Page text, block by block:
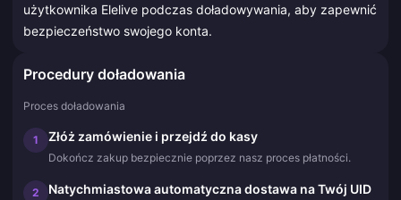
użytkownika Elelive podczas doładowywania, aby zapewnić
bezpieczeństwo swojego konta.
Procedury doładowania
Proces doładowania
1 Złóż zamówienie i przejdź do kasy
Dokończ zakup bezpiecznie poprzez nasz proces płatności.
2 Natychmiastowa automatyczna dostawa na Twój UID